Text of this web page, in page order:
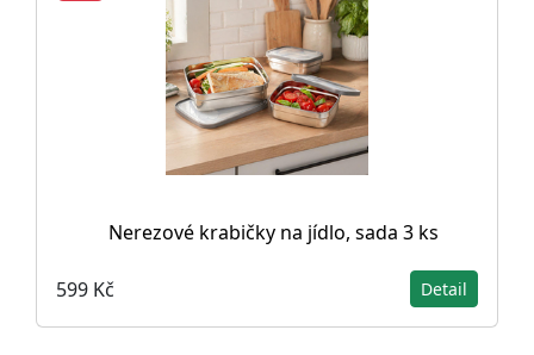
Nerezové krabičky na jídlo, sada 3 ks
599 Kč Detail